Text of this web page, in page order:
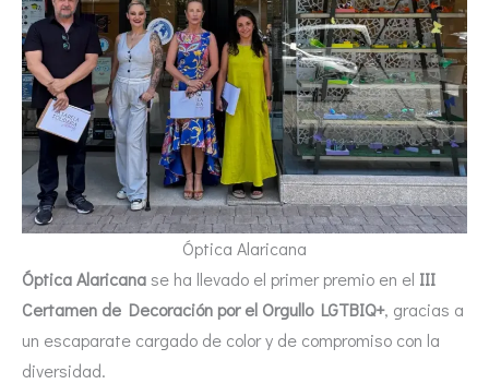
Óptica Alaricana
Óptica Alaricanase ha llevado el primer premio en el III
Certamen de Decoración por el Orgullo LGTBIQ+, gracias a
un escaparate cargado de color y de compromiso con la
diversidad.